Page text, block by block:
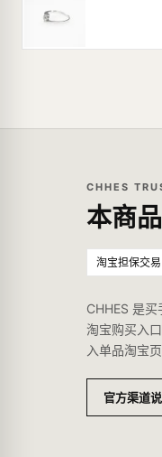
CHHES
本商
淘宝担保交易
CHHES 是
淘宝购买入
入单品淘宝页
官方渠道